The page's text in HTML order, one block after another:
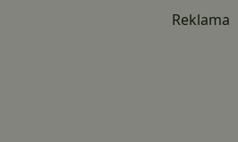
Reklama